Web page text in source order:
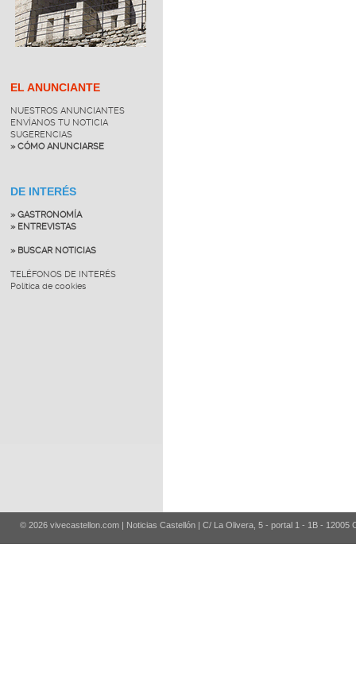
EL ANUNCIANTE
NUESTROS ANUNCIANTES
ENVÍANOS TU NOTICIA
SUGERENCIAS
» CÓMO ANUNCIARSE
DE INTERÉS
» GASTRONOMÍA
» ENTREVISTAS
» BUSCAR NOTICIAS
TELÉFONOS DE INTERÉS
Política de cookies
© 2026 vivecastellon.com | Noticias Castellón | C/ La Olivera, 5 - portal 1 - 1B - 12005